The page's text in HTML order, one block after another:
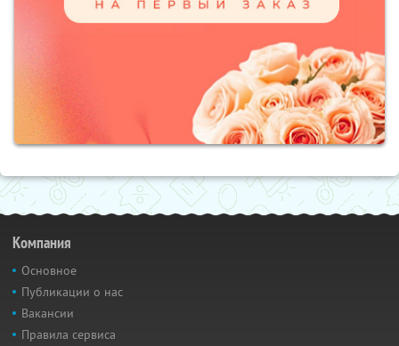
Компания
Основное
Публикации о нас
Вакансии
Правила сервиса